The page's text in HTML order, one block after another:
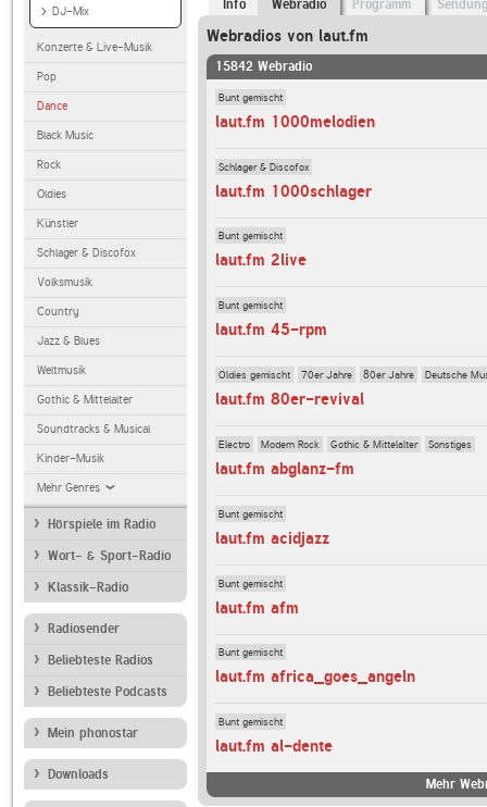
DJ-Mix
Konzerte & Live-Musik
Pop
Dance
Black Music
Rock
Oldies
Künstler
Schlager & Discofox
Volksmusik
Country
Jazz & Blues
Weltmusik
Gothic & Mittelalter
Soundtracks & Musical
Kinder-Musik
Mehr Genres
Hörspiele im Radio
Wort- & Sport-Radio
Klassik-Radio
Radiosender
Beliebteste Radios
Beliebteste Podcasts
Mein phonostar
Downloads
Info Webradio Programm
Webradios von laut.fm
15842 Webradio
Bunt gemischt
laut.fm 1000melodien
Schlager & Discofox
laut.fm 1000schlager
Bunt gemischt
laut.fm 2live
Bunt gemischt
laut.fm 45-rpm
Oldies gemischt 70er Jahre 80er Jahre Deutsche
laut.fm 80er-revival
Electro Modern Rock Gothic & Mittelalter Sonstiges
laut.fm abglanz-fm
Bunt gemischt
laut.fm acidjazz
Bunt gemischt
laut.fm afm
Bunt gemischt
laut.fm africa_goes_angeln
Bunt gemischt
laut.fm al-dente
Mehr